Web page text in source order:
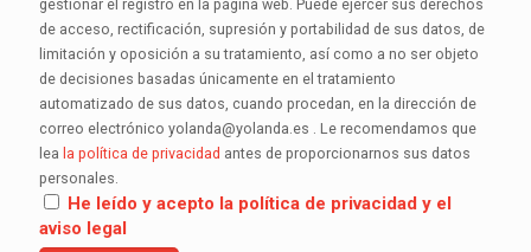
gestionar el registro en la página web. Puede ejercer sus derechos
de acceso, rectificación, supresión y portabilidad de sus datos, de
limitación y oposición a su tratamiento, así como a no ser objeto
de decisiones basadas únicamente en el tratamiento
automatizado de sus datos, cuando procedan, en la dirección de
correo electrónico yolanda@yolanda.es . Le recomendamos que
lea la política de privacidad antes de proporcionarnos sus datos
personales.
He leído y acepto la política de privacidad y el
aviso legal